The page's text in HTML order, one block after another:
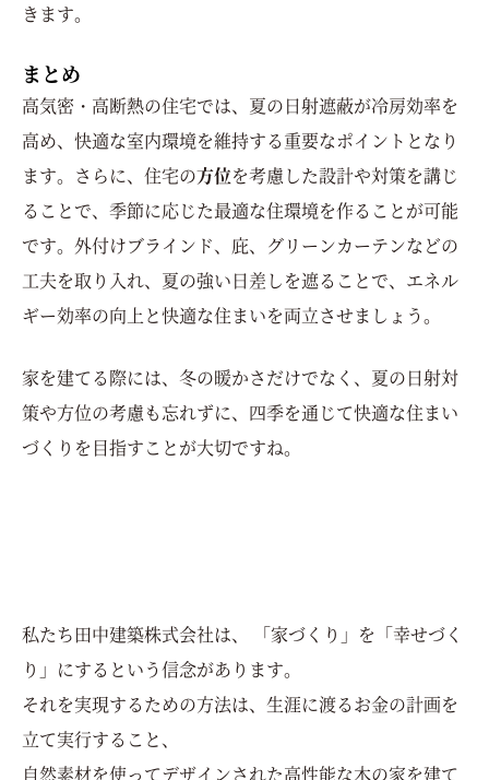
きます。
まとめ
高気密・高断熱の住宅では、夏の日射遮蔽が冷房効率を
高め、快適な室内環境を維持する重要なポイントとなり
ます。さらに、住宅の方位を考慮した設計や対策を講じ
ることで、季節に応じた最適な住環境を作ることが可能
です。外付けブラインド、庇、グリーンカーテンなどの
工夫を取り入れ、夏の強い日差しを遮ることで、エネル
ギー効率の向上と快適な住まいを両立させましょう。
家を建てる際には、冬の暖かさだけでなく、夏の日射対
策や方位の考慮も忘れずに、四季を通じて快適な住まい
づくりを目指すことが大切ですね。
私たち田中建築株式会社は、 「家づくり」を「幸せづく
り」にするという信念があります。
それを実現するための方法は、生涯に渡るお金の計画を
立て実行すること、
自然素材を使ってデザインされた高性能な木の家を建て